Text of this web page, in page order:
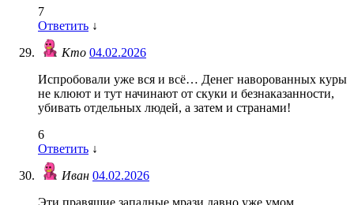
7
Ответить ↓
Кто 04.02.2026
Испробовали уже вся и всё… Денег наворованных куры
не клюют и тут начинают от скуки и безнаказанности,
убивать отдельных людей, а затем и странами!
6
Ответить ↓
Иван 04.02.2026